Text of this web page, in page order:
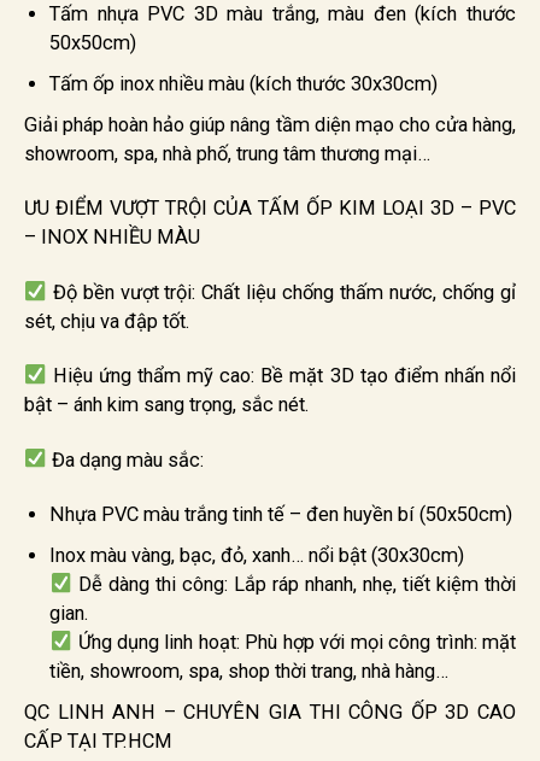
Tấm nhựa PVC 3D màu trắng, màu đen (kích thước
50x50cm)
Tấm ốp inox nhiều màu (kích thước 30x30cm)
Giải pháp hoàn hảo giúp nâng tầm diện mạo cho cửa hàng,
showroom, spa, nhà phố, trung tâm thương mại…
ƯU ĐIỂM VƯỢT TRỘI CỦA TẤM ỐP KIM LOẠI 3D – PVC
– INOX NHIỀU MÀU
Độ bền vượt trội: Chất liệu chống thấm nước, chống gỉ
sét, chịu va đập tốt.
Hiệu ứng thẩm mỹ cao: Bề mặt 3D tạo điểm nhấn nổi
bật – ánh kim sang trọng, sắc nét.
Đa dạng màu sắc:
Nhựa PVC màu trắng tinh tế – đen huyền bí (50x50cm)
Inox màu vàng, bạc, đỏ, xanh… nổi bật (30x30cm)
Dễ dàng thi công: Lắp ráp nhanh, nhẹ, tiết kiệm thời
gian.
Ứng dụng linh hoạt: Phù hợp với mọi công trình: mặt
tiền, showroom, spa, shop thời trang, nhà hàng…
QC LINH ANH – CHUYÊN GIA THI CÔNG ỐP 3D CAO
CẤP TẠI TP.HCM